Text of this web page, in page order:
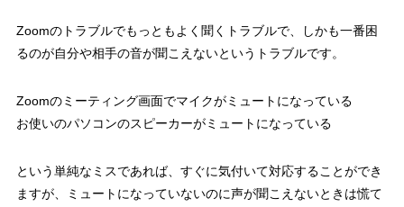
Zoomのトラブルでもっともよく聞くトラブルで、しかも一番困
るのが自分や相手の音が聞こえないというトラブルです。
Zoomのミーティング画面でマイクがミュートになっている
お使いのパソコンのスピーカーがミュートになっている
という単純なミスであれば、すぐに気付いて対応することができ
ますが、ミュートになっていないのに声が聞こえないときは慌て